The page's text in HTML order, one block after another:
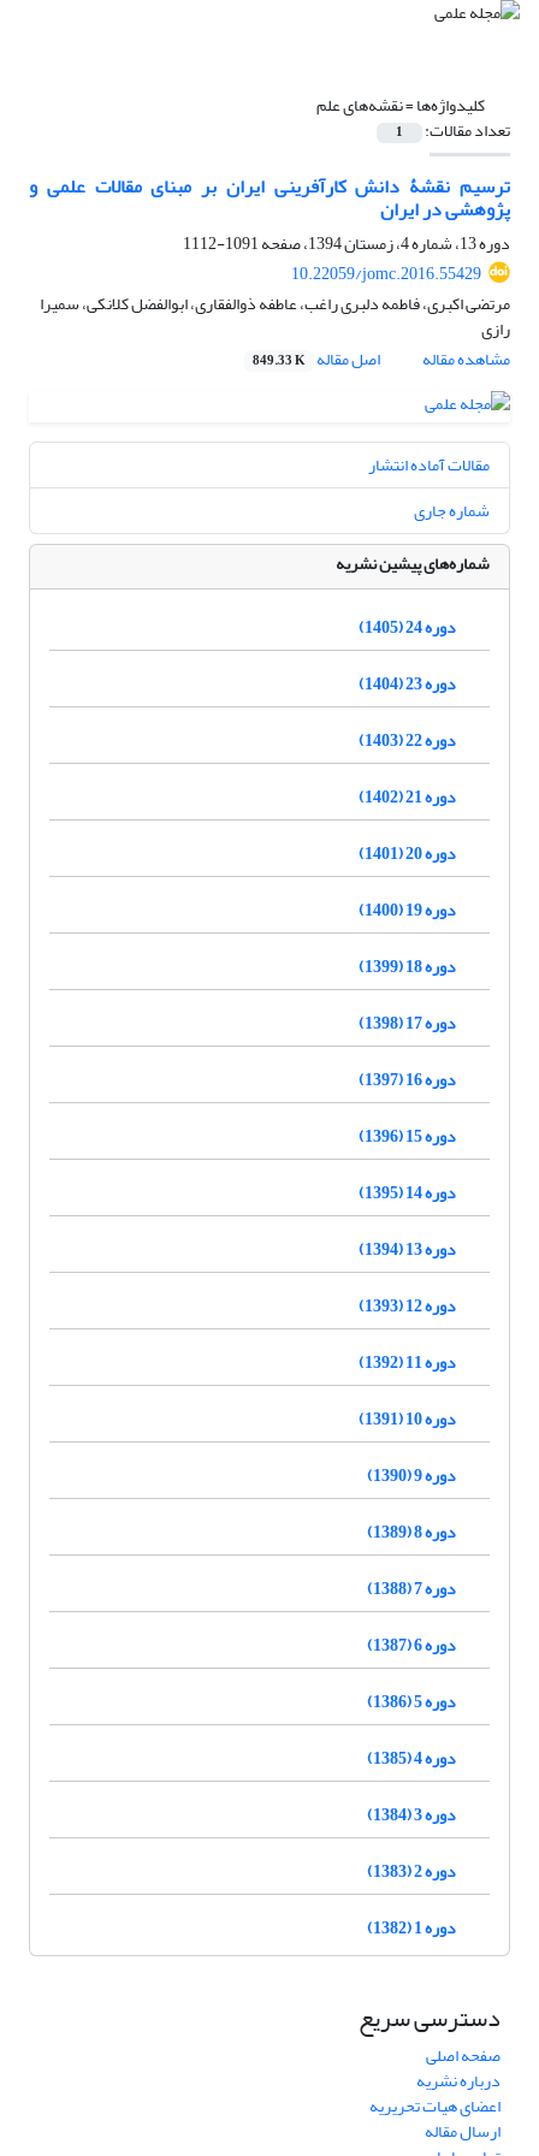
کلیدواژه‌ها =نقشه‌های علم
تعداد مقالات: 1
ترسیم نقشۀ دانش کارآفرینی ایران بر مبنای مقالات علمی و
پژوهشی در ایران
دوره 13، شماره 4، زمستان 1394، صفحه
1091-1112
10.22059/jomc.2016.55429
مرتضی اکبری، فاطمه دلبری راغب، عاطفه ذوالفقاری، ابوالفضل کلانکی، سمیرا
رازی
مشاهده مقاله
اصل مقاله 849.33 K
مقالات آماده انتشار
شماره جاری
شماره‌های پیشین نشریه
دوره 24 (1405)
دوره 23 (1404)
دوره 22 (1403)
دوره 21 (1402)
دوره 20 (1401)
دوره 19 (1400)
دوره 18 (1399)
دوره 17 (1398)
دوره 16 (1397)
دوره 15 (1396)
دوره 14 (1395)
دوره 13 (1394)
دوره 12 (1393)
دوره 11 (1392)
دوره 10 (1391)
دوره 9 (1390)
دوره 8 (1389)
دوره 7 (1388)
دوره 6 (1387)
دوره 5 (1386)
دوره 4 (1385)
دوره 3 (1384)
دوره 2 (1383)
دوره 1 (1382)
دسترسی سریع
صفحه اصلی
درباره نشریه
اعضای هیات تحریریه
ارسال مقاله